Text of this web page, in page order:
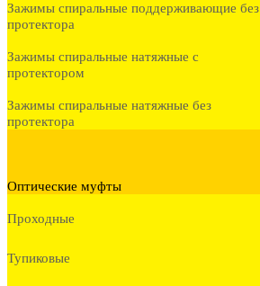
Зажимы спиральные поддерживающие без
протектора
Зажимы спиральные натяжные с
протектором
Зажимы спиральные натяжные без
протектора
Оптические муфты
Проходные
Тупиковые